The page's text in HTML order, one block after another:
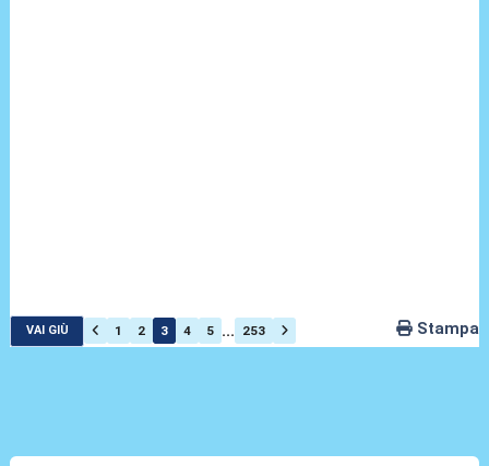
VAI GIÙ 1 2 3 4 5 ... 253 Stampa